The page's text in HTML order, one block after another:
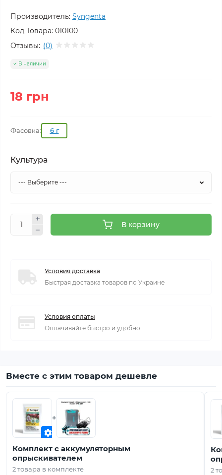
Производитель: Syngenta
Код Товара: 010100
Отзывы: (0)
В наличии
18 грн
Фасовка: 6 г
Культура
В корзину
Условия доставка
Быстрая доставка товаров по Украине
Условия оплаты
Оплачивайте быстро и удобно
Вместе с этим товаром дешевле
+
Комплект с аккумуляторным
опрыскивателем
2 товара в комплекте 2